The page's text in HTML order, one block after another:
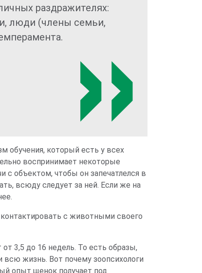
раздражителях:
люди (члены семьи,
обучения, который есть у всех
воспринимает некоторые
с объектом, чтобы он запечатлелся в
всюду следует за ней. Если же на
с животными своего
3,5 до 16 недель. То есть образы,
жизнь. Вот почему зоопсихологи
опыт щенок получает под